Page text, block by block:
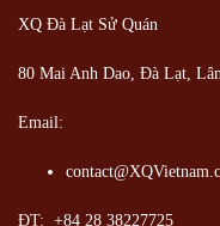
XQ Đà Lạt Sử Quán
80 Mai Anh Dao, Đà Lạt,
Email:
ĐT: +84 28 38227725